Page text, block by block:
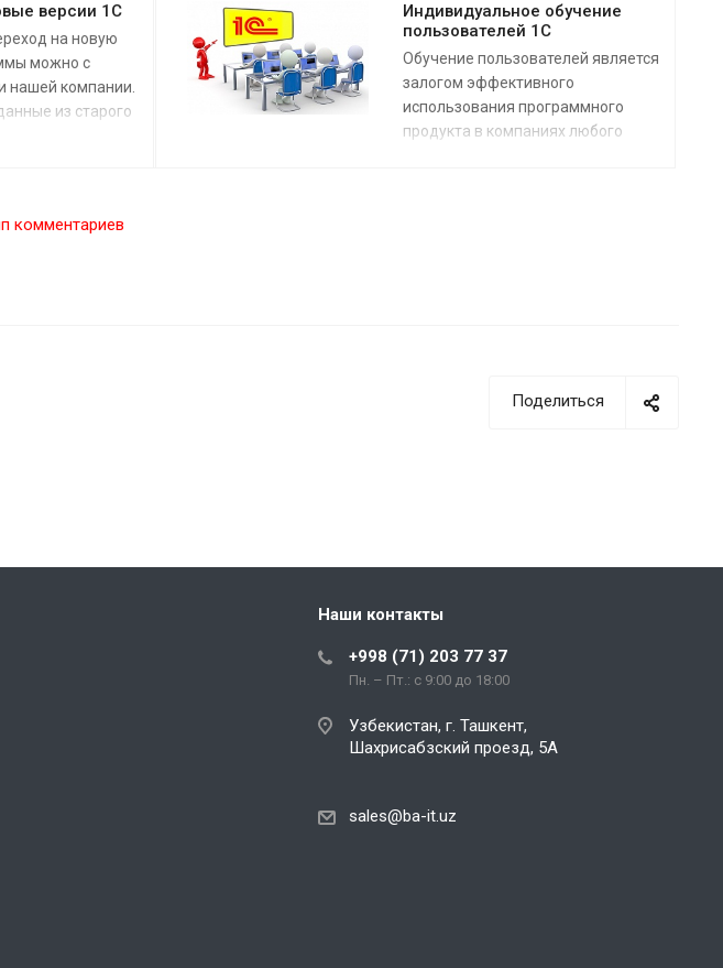
уменьшает
операций и
СНГ, именно для
версии 1С
на новую
можно с
нашей компании.
из старого
Индивидуальное обучение
пользователей 1С
Обучение пользователей является
залогом эффективного
использования программного
продукта в компаниях любого
оптимальное решение!
комментариев
Поделиться
Наши контакты
+998 (71) 203 77 37
Пн. – Пт.: с 9:00 до 18:00
Узбекистан, г. Ташкент,
Шахрисабзский проезд, 5А
sales@ba-it.uz